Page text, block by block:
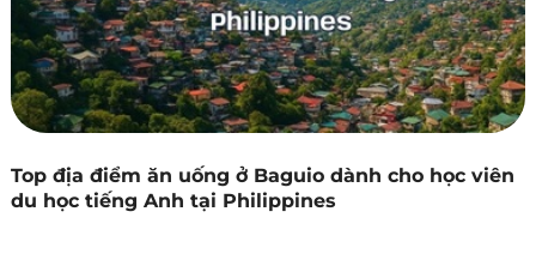
Top địa điểm ăn uống ở Baguio dành cho học viên
du học tiếng Anh tại Philippines